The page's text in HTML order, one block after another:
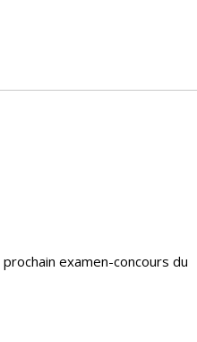
examen-concours du